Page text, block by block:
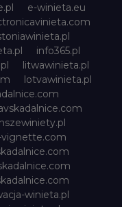
e-winieta.eu
info365.pl
litwawinieta.pl
lotvawinieta.pl
vignette.com
winieta.pl